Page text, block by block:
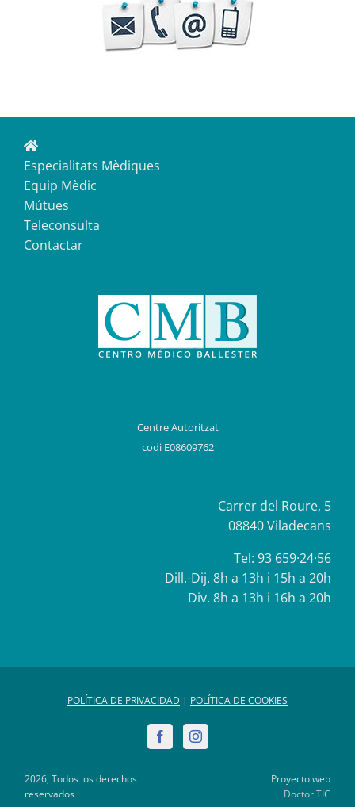
Especialitats Mèdiques
Equip Mèdic
Mútues
Teleconsulta
Contactar
Centre Autoritzat
codi E08609762
Carrer del Roure, 5
08840 Viladecans
Tel: 93 659·24·56
Dill.-Dij. 8h a 13h i 15h a 20h
Div. 8h a 13h i 16h a 20h
POLÍTICA DE PRIVACIDAD | POLÍTICA DE COOKIES
FacebookInstagram
2026, Todos los derechos
reservados
Proyecto web
Doctor TIC